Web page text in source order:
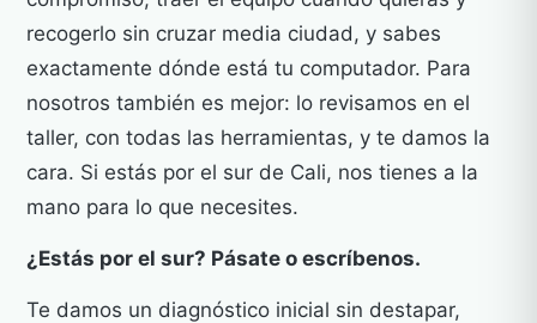
recogerlo sin cruzar media ciudad, y sabes
exactamente dónde está tu computador. Para
nosotros también es mejor: lo revisamos en el
taller, con todas las herramientas, y te damos la
cara. Si estás por el sur de Cali, nos tienes a la
mano para lo que necesites.
¿Estás por el sur? Pásate o escríbenos.
Te damos un diagnóstico inicial sin destapar,